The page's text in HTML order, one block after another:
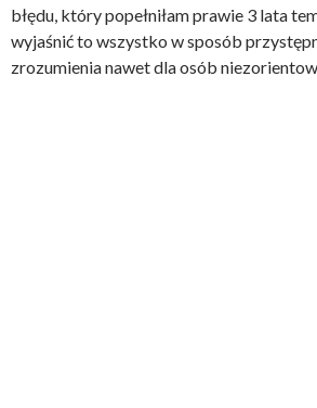
błędu, który popełniłam prawie 3 lata
wyjaśnić to wszystko w sposób
zrozumienia nawet dla osób